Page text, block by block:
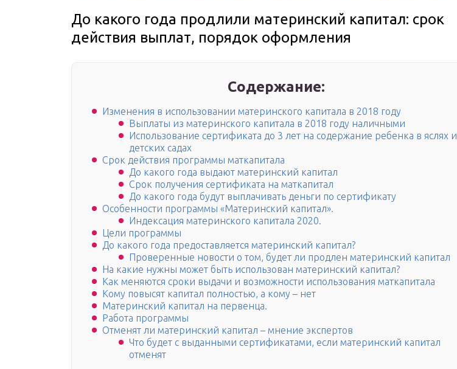
До какого года продлили материнский капитал: срок
действия выплат, порядок оформления
Содержание:
Изменения в использовании материнского капитала в 2018 году
Выплаты из материнского капитала в 2018 году наличными
Использование сертификата до 3 лет на содержание ребенка в яслях и
детских садах
Срок действия программы маткапитала
До какого года выдают материнский капитал
Срок получения сертификата на маткапитал
До какого года будут выплачивать деньги по сертификату
Особенности программы «Материнский капитал».
Индексация материнского капитала 2020.
Цели программы
До какого года предоставляется материнский капитал?
Проверенные новости о том, будет ли продлен материнский капитал
На какие нужны может быть использован материнский капитал?
Как меняются сроки выдачи и возможности использования маткапитала
Кому повысят капитал полностью, а кому – нет
Материнский капитал на первенца.
Работа программы
Отменят ли материнский капитал – мнение экспертов
Что будет с выданными сертификатами, если материнский капитал
отменят